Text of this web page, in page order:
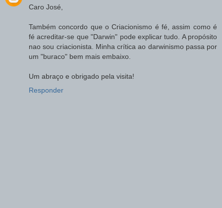
Caro José,
Também concordo que o Criacionismo é fé, assim como é
fé acreditar-se que "Darwin" pode explicar tudo. A propósito
nao sou criacionista. Minha crítica ao darwinismo passa por
um "buraco" bem mais embaixo.
Um abraço e obrigado pela visita!
Responder